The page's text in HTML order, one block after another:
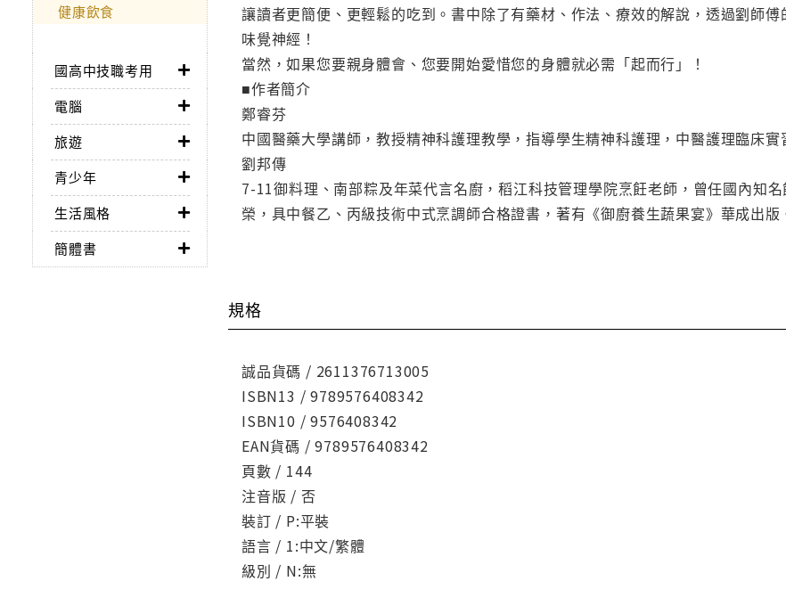
健康飲食
國高中技職考用
電腦
旅遊
青少年
生活風格
簡體書
讓讀者更簡便、更輕鬆的吃到。書中除了有藥材、作法、療效的解說，透過劉師
味覺神經！
當然，如果您要親身體會、您要開始愛惜您的身體就必需「起而行」！
■作者簡介
鄭睿芬
中國醫藥大學講師，教授精神科護理教學，指導學生精神科護理，中醫護理臨床
劉邦傳
7-11御料理、南部粽及年菜代言名廚，稻江科技管理學院烹飪老師，曾任國內知
榮，具中餐乙、丙級技術中式烹調師合格證書，著有《御廚養生蔬果宴》華成出版
規格
誠品貨碼 / 2611376713005
ISBN13 / 9789576408342
ISBN10 / 9576408342
EAN貨碼 / 9789576408342
頁數 / 144
注音版 / 否
裝訂 / P:平裝
語言 / 1:中文/繁體
級別 / N:無